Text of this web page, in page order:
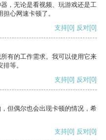
，无论是看视频、玩游戏还是工
心网速卡顿了。
支持[0] 反对[0]
有的工作需求。我可以使用它来
等。
支持[0] 反对[0]
但偶尔也会出现卡顿的情况，希
支持[0] 反对[0]